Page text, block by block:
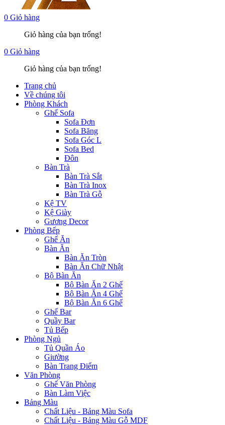
0 Giỏ hàng
Giỏ hàng của bạn trống!
0 Giỏ hàng
Giỏ hàng của bạn trống!
Trang chủ
Về chúng tôi
Phòng Khách
Ghế Sofa
Sofa Đơn
Sofa Băng
Sofa Góc L
Sofa Bed
Đôn
Bàn Trà
Bàn Trà Sắt
Bàn Trà Inox
Bàn Trà Gỗ
Kệ TV
Kệ Giày
Gương Decor
Phòng Bếp
Ghế Ăn
Bàn Ăn
Bàn Ăn Tròn
Bàn Ăn Chữ Nhật
Bộ Bàn Ăn
Bộ Bàn Ăn 2 Ghế
Bộ Bàn Ăn 4 Ghế
Bộ Bàn Ăn 6 Ghế
Ghế Bar
Quầy Bar
Tủ Bếp
Phòng Ngủ
Tủ Quần Áo
Giường
Bàn Trang Điểm
Văn Phòng
Ghế Văn Phòng
Bàn Làm Việc
Bảng Màu
Chất Liệu - Bảng Màu Sofa
Chất Liệu - Bảng Màu Gỗ MDF